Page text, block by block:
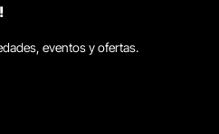
eventos y ofertas.